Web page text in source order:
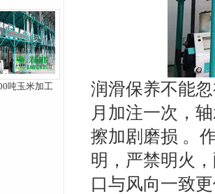
吨玉米加工
润滑保养不能
月加注一次，
擦加剧磨损 。
明，严禁明火
口与风向一致